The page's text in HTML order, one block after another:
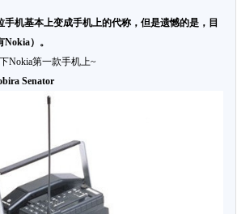
机基本上变成手机上的代称，但是遗憾的是，目
）。
Nokia第一款手机上~
Senator